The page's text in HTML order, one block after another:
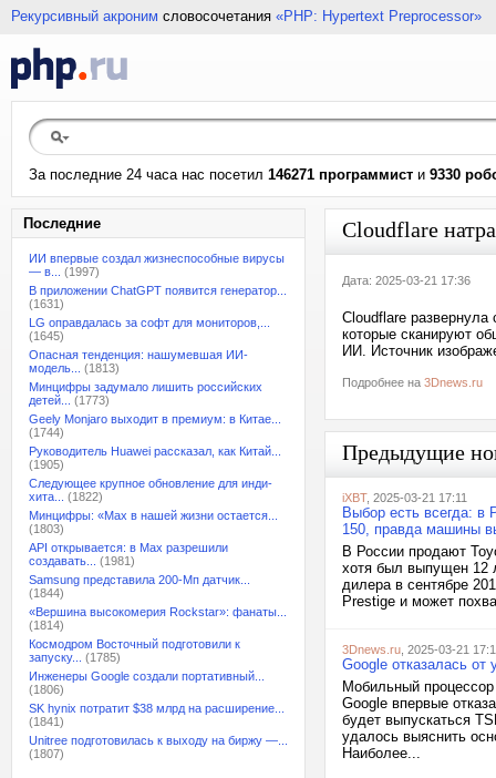
Рекурсивный акроним словосочетания «PHP: Hypertext Preprocessor»
За последние 24 часа нас посетил 146271 программист и 9330
Последние
ИИ впервые создал жизнеспособные вирусы
— в...
(1997)
В приложении ChatGPT появится генератор...
(1631)
LG оправдалась за софт для мониторов,...
(1645)
Опасная тенденция: нашумевшая ИИ-
модель...
(1813)
Минцифры задумало лишить российских
детей...
(1773)
Geely Monjaro выходит в премиум: в Китае...
(1744)
Руководитель Huawei рассказал, как Китай...
(1905)
Следующее крупное обновление для инди-
хита...
(1822)
Минцифры: «Max в нашей жизни остается...
(1803)
API открывается: в Max разрешили
создавать...
(1981)
Samsung представила 200-Мп датчик...
(1844)
«Вершина высокомерия Rockstar»: фанаты...
(1814)
Космодром Восточный подготовили к
запуску...
(1785)
Инженеры Google создали портативный...
(1806)
SK hynix потратит $38 млрд на расширение...
(1841)
Unitree подготовилась к выходу на биржу —...
(1807)
Cloudflare
Дата: 2025-03-21 17:36
Cloudflare развернула
которые сканируют
ИИ. Источник
Подробнее на 3Dnews.ru
Предыдущие
iXBT, 2025-03-21 17:11
Выбор есть всегда: в
150, правда машины
В России продают
хотя был выпущен 12
дилера в сентябре
Prestige и может
3Dnews.ru , 2025-03-21
Google отказалась от
Мобильный
Google впервые
будет выпускаться
удалось выяснить
Наиболее...